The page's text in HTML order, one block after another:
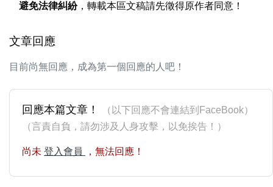
避免法律糾紛，轉載本區文稿請先徵得原作者同意！
文章回應
目前尚無回應，成為第一個回應的人吧！
回應本篇文章！
（以下回應不會連結到FaceBook）
（言責自負，請勿涉及人身攻擊，以免挨告！）
尚未 登入會員 ，無法回應！